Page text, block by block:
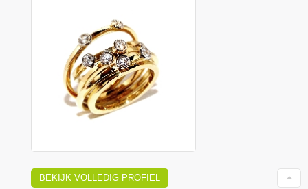
BEKIJK VOLLEDIG PROFIEL